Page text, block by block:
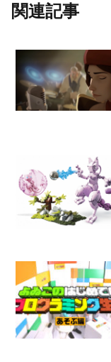
関連記事